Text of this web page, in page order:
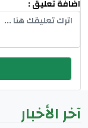
اضافة تعليق :
آخر الأخبار